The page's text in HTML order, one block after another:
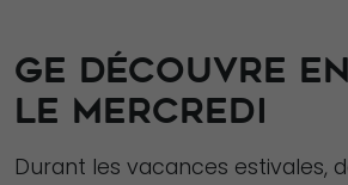
GE DÉCOUVRE
LE MERCREDI
Durant les vacances estivales,